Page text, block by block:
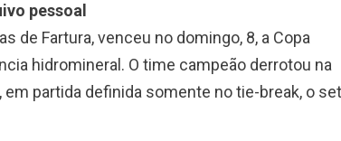
pessoal
de Fartura, venceu no domingo, 8, a Copa
hidromineral. O time campeão derrotou na
partida definida somente no tie-break, o set